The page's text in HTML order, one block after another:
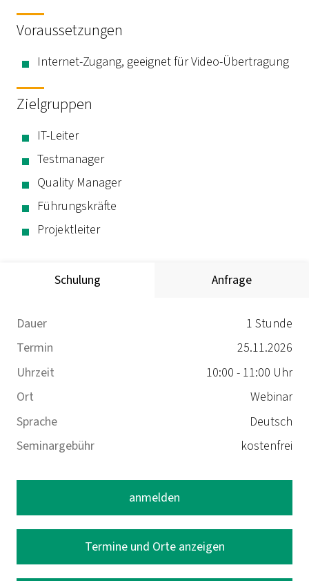
Schulung Anfrage
Dauer
1 Stunde
Termin
25.11.2026
Uhrzeit
10:00 - 11:00 Uhr
Ort
Webinar
Sprache
Deutsch
Seminargebühr
kostenfrei
anmelden
Termine und Orte anzeigen
Voraussetzungen
Internet-Zugang, geeignet für Video-Übertragung
Zielgruppen
IT-Leiter
Testmanager
Quality Manager
Führungskräfte
Projektleiter